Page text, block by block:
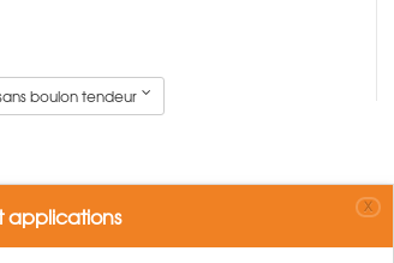
boulon tendeur
applications X